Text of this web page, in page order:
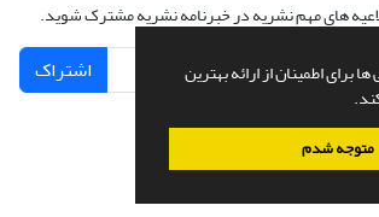
برای اطمینان از ارائه بهترین
متوجه شدم
های مهم نشریه در خبرنامه نشریه مشترک شوید.
اشتراک
علمی.طراحی و پیاده سازی ازسیناوب